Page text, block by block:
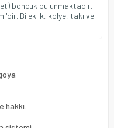
boncuk bulunmaktadır.
'dir. Bileklik, kolye, takı ve
hakkı.